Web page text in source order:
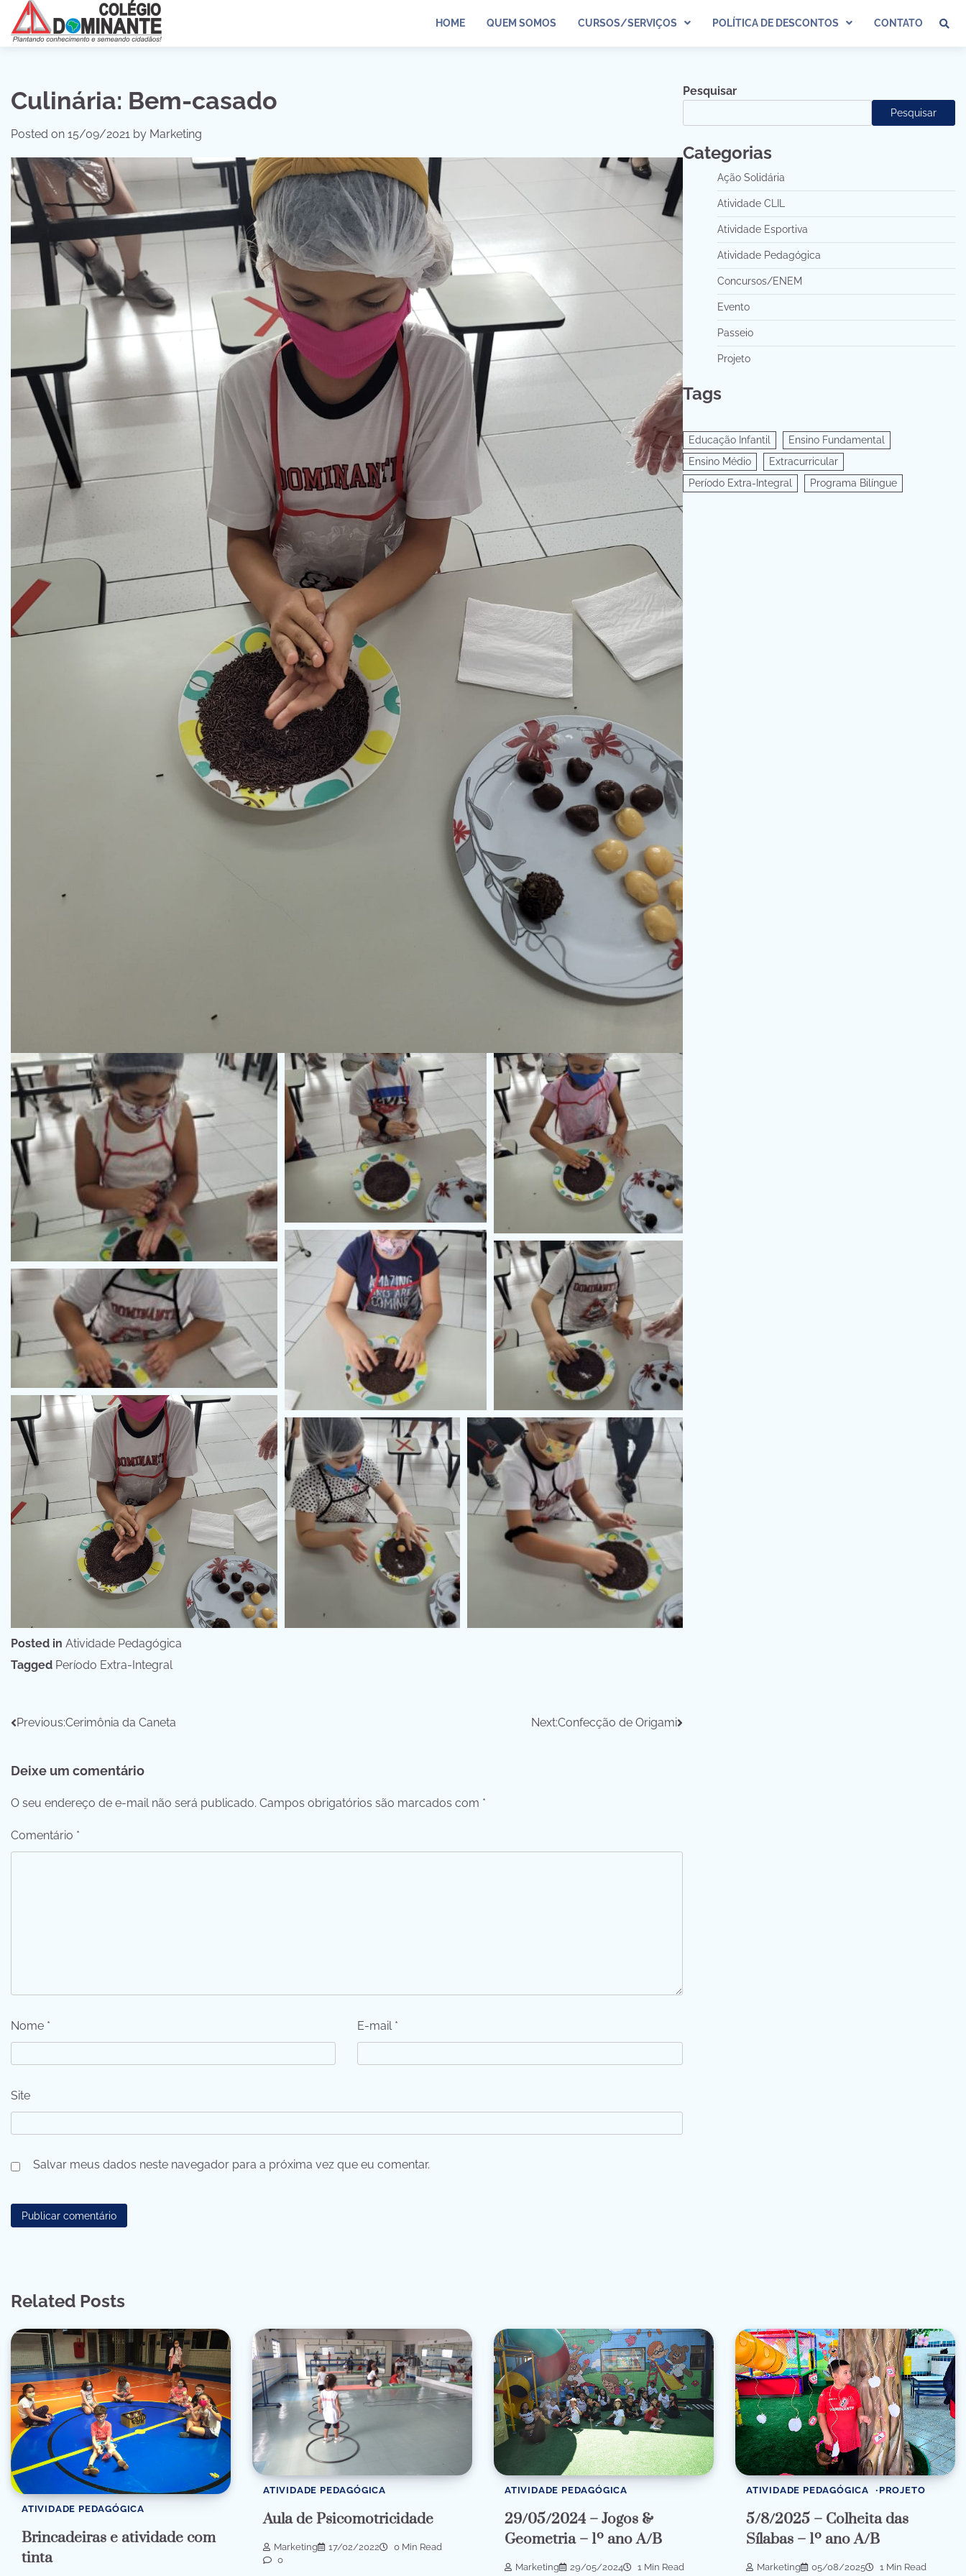
content
HOME QUEM SOMOS CURSOS/SERVIÇOS POLÍTICA DE DESCONTOS CONTATO
Culinária: Bem-casado
Posted on 15/09/2021 by Marketing
Posted in Atividade Pedagógica
Tagged Período Extra-Integral
Navegação
Post
Previous:Cerimônia da Caneta Next:Confecção de Origami
Deixe um comentário
O seu endereço de e-mail não será publicado. Campos obrigatórios são marcados com *
Comentário *
Nome * E-mail *
Site
Salvar meus dados neste navegador para a próxima vez que eu comentar.
Pesquisar
Pesquisar
Categorias
Ação Solidária
Atividade CLIL
Atividade Esportiva
Atividade Pedagógica
Concursos/ENEM
Evento
Passeio
Projeto
Tags
Educação Infantil
Ensino Fundamental
Ensino Médio
Extracurricular
Período Extra-Integral
Programa Bilíngue
Related Posts
ATIVIDADE PEDAGÓGICA
Brincadeiras e atividade com
tinta
ATIVIDADE PEDAGÓGICA
Aula de Psicomotricidade
Marketing 17/02/2022
0 Min Read
0
ATIVIDADE PEDAGÓGICA
29/05/2024 – Jogos &
Geometria – 1º ano A/B
Marketing 29/05/2024
1 Min Read
ATIVIDADE PEDAGÓGICA PROJETO
5/8/2025 – Colheita das
Sílabas – 1º ano A/B
Marketing 05/08/2025
1 Min Read